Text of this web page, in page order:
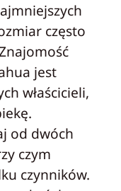
często
jest
właścicieli,
od dwóch
czym
czynników.